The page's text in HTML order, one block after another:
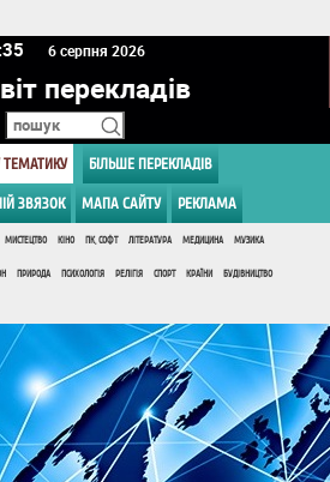
6 серпня 2026
перекладів
ТЕМАТИКУ БІЛЬШЕ ПЕРЕКЛАДІВ
ЗВЯЗОК МАПА САЙТУ РЕКЛАМА
МИСТЕЦТВО КІНО ПК, СОФТ ЛІТЕРАТУРА МЕДИЦИНА МУЗИКА
ПРИРОДА ПСИХОЛОГІЯ РЕЛІГІЯ СПОРТ КРАЇНИ БУДІВНИЦТВО